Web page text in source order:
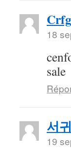
18
sale
서
19